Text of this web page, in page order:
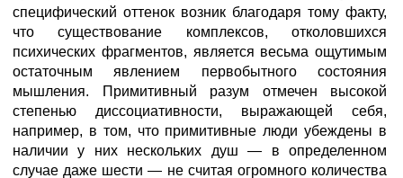
специфический оттенок возник благодаря тому факту,
что существование комплексов, отколовшихся
психических фрагментов, является весьма ощутимым
остаточным явлением первобытного состояния
мышления. Примитивный разум отмечен высокой
степенью диссоциативности, выражающей себя,
например, в том, что примитивные люди убеждены в
наличии у них нескольких душ — в определенном
случае даже шести — не считая огромного количества